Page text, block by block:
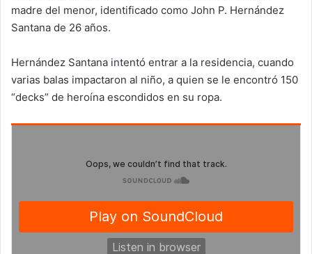
madre del menor, identificado como John P. Hernández
Santana de 26 años.
Hernández Santana intentó entrar a la residencia, cuando
varias balas impactaron al niño, a quien se le encontró 150
“decks” de heroína escondidos en su ropa.